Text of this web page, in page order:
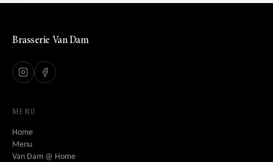
Brasserie Van Dam
MENU
Home
Menu
Van Dam @ Home